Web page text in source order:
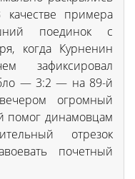
примера
поединок с
когда Курненин
зафиксировал
— 3:2 — на 89-й
огромный
помог динамовцам
отрезок
почетный